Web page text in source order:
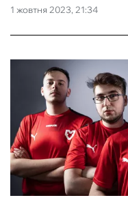
1 жовтня 2023, 21:34